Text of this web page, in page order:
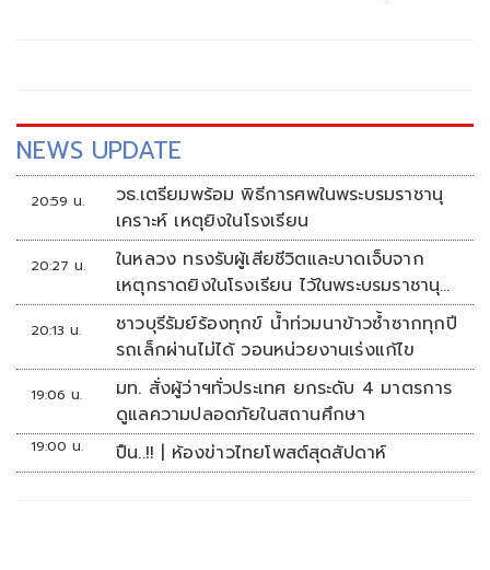
NEWS UPDATE
20:59 น.
วธ.เตรียมพร้อม พิธีการศพในพระบรมราชานุ
เคราะห์ เหตุยิงในโรงเรียน
20:27 น.
ในหลวง ทรงรับผู้เสียชีวิตและบาดเจ็บจาก
เหตุกราดยิงในโรงเรียน ไว้ในพระบรมราชานุ
เคราะห์
20:13 น.
ชาวบุรีรัมย์ร้องทุกข์ น้ำท่วมนาข้าวซ้ำซากทุกปี
รถเล็กผ่านไม่ได้ วอนหน่วยงานเร่งแก้ไข
19:06 น.
มท. สั่งผู้ว่าฯทั่วประเทศ ยกระดับ 4 มาตรการ
ดูแลความปลอดภัยในสถานศึกษา
19:00 น. ปืน..!! | ห้องข่าวไทยโพสต์สุดสัปดาห์